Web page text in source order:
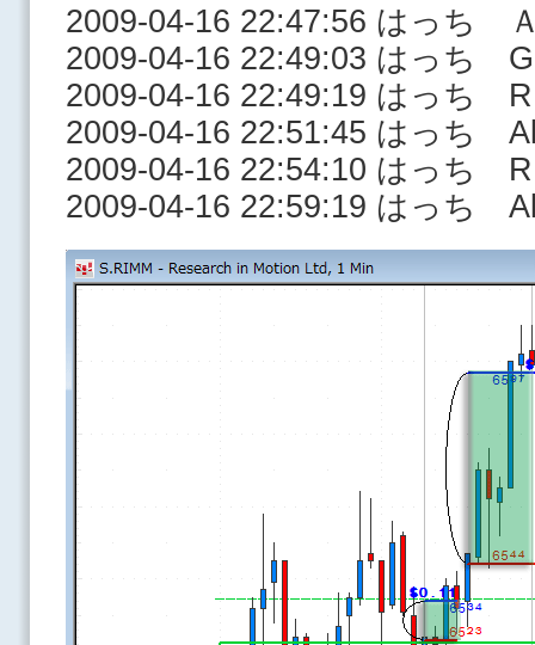
2009-04-16 22:47:56 はっち
2009-04-16 22:49:03 はっち
2009-04-16 22:49:19 はっち
2009-04-16 22:51:45 はっち
2009-04-16 22:54:10 はっち
2009-04-16 22:59:19 はっち